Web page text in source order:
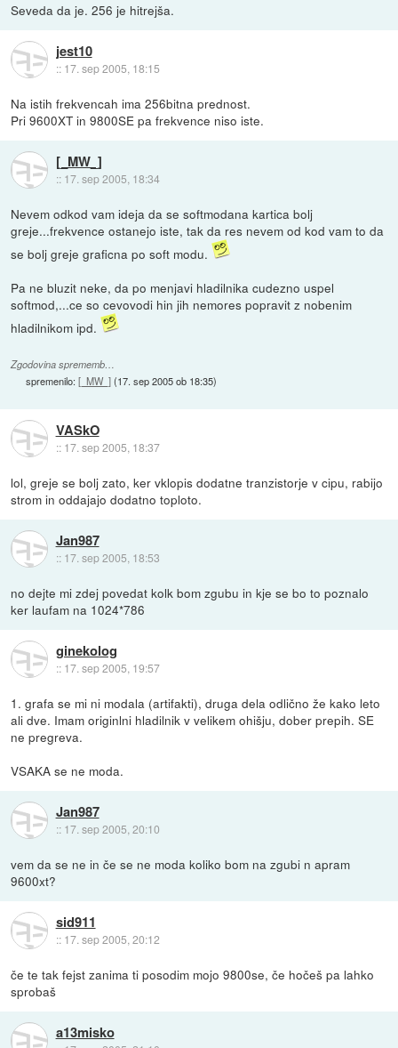
Seveda da je. 256 je hitrejša.
jest10
:: 17. sep 2005, 18:15
Na istih frekvencah ima 256bitna prednost.
Pri 9600XT in 9800SE pa frekvence niso iste.
[_MW_]
:: 17. sep 2005, 18:34
Nevem odkod vam ideja da se softmodana kartica bolj
greje...frekvence ostanejo iste, tak da res nevem od kod vam to da
se bolj greje graficna po soft modu.
Pa ne bluzit neke, da po menjavi hladilnika cudezno uspel
softmod,...ce so cevovodi hin jih nemores popravit z nobenim
hladilnikom ipd.
Zgodovina sprememb…
spremenilo:[_MW_](17. sep 2005 ob 18:35)
VASkO
:: 17. sep 2005, 18:37
lol, greje se bolj zato, ker vklopis dodatne tranzistorje v cipu, rabijo
strom in oddajajo dodatno toploto.
Jan987
:: 17. sep 2005, 18:53
no dejte mi zdej povedat kolk bom zgubu in kje se bo to poznalo
ker laufam na 1024*786
ginekolog
:: 17. sep 2005, 19:57
1. grafa se mi ni modala (artifakti), druga dela odlično že kako leto
ali dve. Imam originlni hladilnik v velikem ohišju, dober prepih. SE
ne pregreva.
VSAKA se ne moda.
Jan987
:: 17. sep 2005, 20:10
vem da se ne in če se ne moda koliko bom na zgubi n apram
9600xt?
sid911
:: 17. sep 2005, 20:12
če te tak fejst zanima ti posodim mojo 9800se, če hočeš pa lahko
sprobaš
a13misko